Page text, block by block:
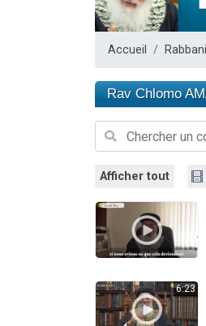
Accueil
Rav Chlomo
Afficher tout
6:23